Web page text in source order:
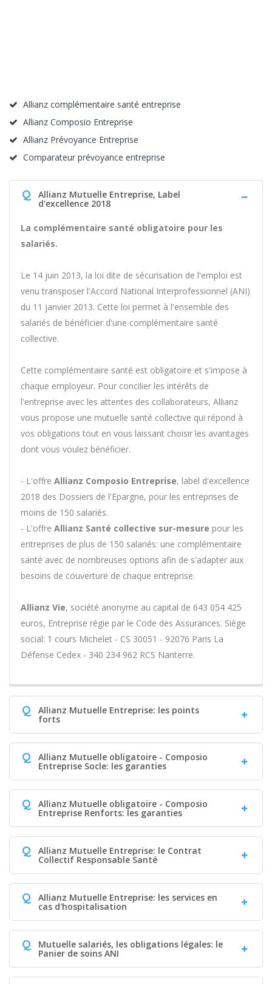
Allianz complémentaire santé entreprise
Allianz Composio Entreprise
Allianz Prévoyance Entreprise
Comparateur prévoyance entreprise
Q Allianz Mutuelle Entreprise, Label
d'excellence 2018
La complémentaire santé obligatoire pour les
salariés.
Le 14 juin 2013, la loi dite de sécurisation de l'emploi est
venu transposer l'Accord National Interprofessionnel (ANI)
du 11 janvier 2013. Cette loi permet à l'ensemble des
salariés de bénéficier d'une complémentaire santé
collective.
Cette complémentaire santé est obligatoire et s'impose à
chaque employeur. Pour concilier les intérêts de
l'entreprise avec les attentes des collaborateurs, Allianz
vous propose une mutuelle santé collective qui répond à
vos obligations tout en vous laissant choisir les avantages
dont vous voulez bénéficier.
- L'offre Allianz Composio Entreprise, label d'excellence
2018 des Dossiers de l'Epargne, pour les entreprises de
moins de 150 salariés.
- L'offre Allianz Santé collective sur-mesure pour les
entreprises de plus de 150 salariés: une complémentaire
santé avec de nombreuses options afin de s'adapter aux
besoins de couverture de chaque entreprise.
Allianz Vie, société anonyme au capital de 643 054 425
euros, Entreprise régie par le Code des Assurances. Siège
social: 1 cours Michelet - CS 30051 - 92076 Paris La
Défense Cedex - 340 234 962 RCS Nanterre.
Q Allianz Mutuelle Entreprise: les points
forts
Q Allianz Mutuelle obligatoire - Composio
Entreprise Socle: les garanties
Q Allianz Mutuelle obligatoire - Composio
Entreprise Renforts: les garanties
Q Allianz Mutuelle Entreprise: le Contrat
Collectif Responsable Santé
Q Allianz Mutuelle Entreprise: les services en
cas d'hospitalisation
Q Mutuelle salariés, les obligations légales: le
Panier de soins ANI